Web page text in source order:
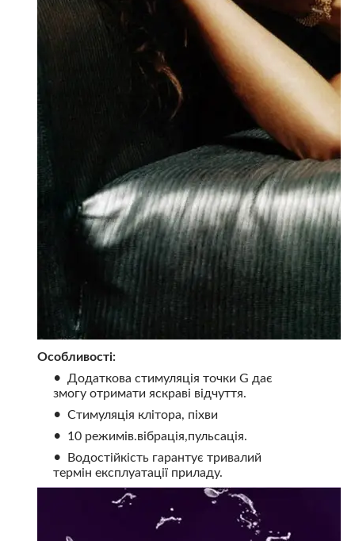
Особливості:
Додаткова стимуляція точки G дає
змогу отримати яскраві відчуття.
Стимуляція клітора, піхви
10 режимів.вібрація,пульсація.
Водостійкість гарантує тривалий
термін експлуатації приладу.